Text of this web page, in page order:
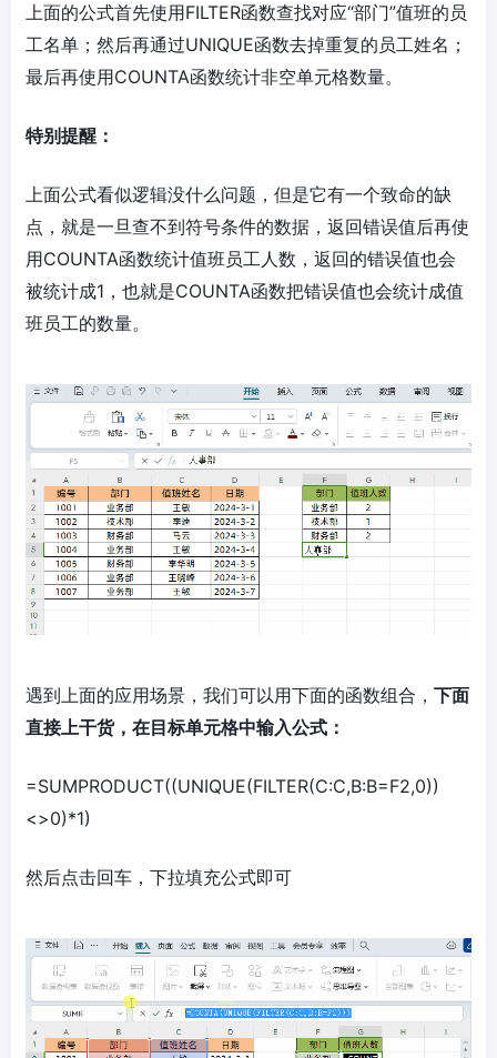
上面的公式首先使用FILTER函数查找对应“部门”值班的员
工名单；然后再通过UNIQUE函数去掉重复的员工姓名；
最后再使用COUNTA函数统计非空单元格数量。
特别提醒：
上面公式看似逻辑没什么问题，但是它有一个致命的缺
点，就是一旦查不到符号条件的数据，返回错误值后再使
用COUNTA函数统计值班员工人数，返回的错误值也会
被统计成1，也就是COUNTA函数把错误值也会统计成值
班员工的数量。
遇到上面的应用场景，我们可以用下面的函数组合， 下面
直接上干货，在目标单元格中输入公式：
=SUMPRODUCT((UNIQUE(FILTER(C:C,B:B=F2,0))
<>0)*1)
然后点击回车，下拉填充公式即可